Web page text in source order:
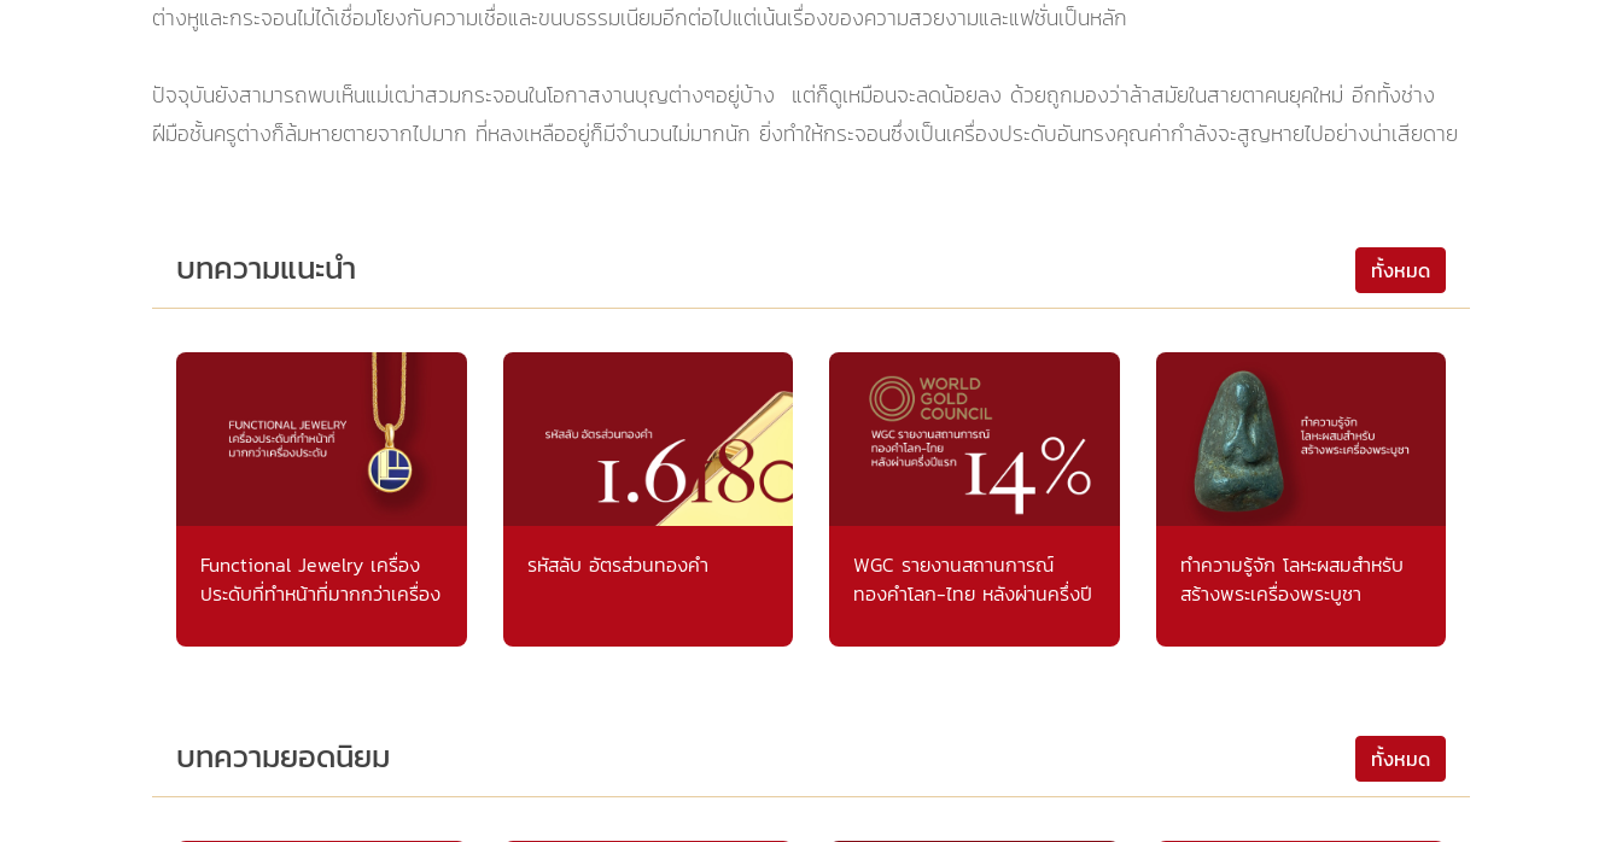
ต่างหูและกระจอนไม่ได้เชื่อมโยงกับความเชื่อและขนบธรรมเนียมอีกต่อไปแต่เน้นเรื่องของความสวยงามและแฟชั่นเป็นหลัก
ปัจจุบันยังสามารถพบเห็นแม่เฒ่าสวมกระจอนในโอกาสงานบุญต่างๆอยู่บ้าง แต่ก็ดูเหมือนจะลดน้อยลง ด้วยถูกมองว่าล้าสมัยในสายตาคนยุคใหม่ อีกทั้งช่าง
ฝีมือชั้นครูต่างก็ล้มหายตายจากไปมาก ที่หลงเหลืออยู่ก็มีจำนวนไม่มากนัก ยิ่งทำให้กระจอนซึ่งเป็นเครื่องประดับอันทรงคุณค่ากำลังจะสูญหายไปอย่างน่าเสียดาย
บทความแนะนำ ทั้งหมด
Functional Jewelry เครื่อง
ประดับที่ทำหน้าที่มากกว่าเครื่อง
รหัสลับ อัตรส่วนทองคำ
WGC รายงานสถานการณ์
ทองคำโลก-ไทย หลังผ่านครึ่งปี
ทำความรู้จัก โลหะผสมสำหรับ
สร้างพระเครื่องพระบูชา
บทความยอดนิยม ทั้งหมด